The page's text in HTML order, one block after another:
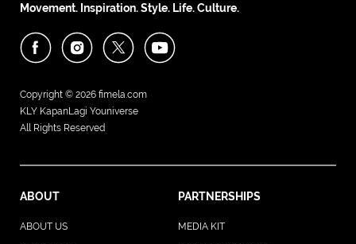
Movement. Inspiration. Style. Life. Culture.
Copyright © 2026 fimela.com
KLY KapanLagi Youniverse
All Rights Reserved
ABOUT PARTNERSHIPS
ABOUT US MEDIA KIT